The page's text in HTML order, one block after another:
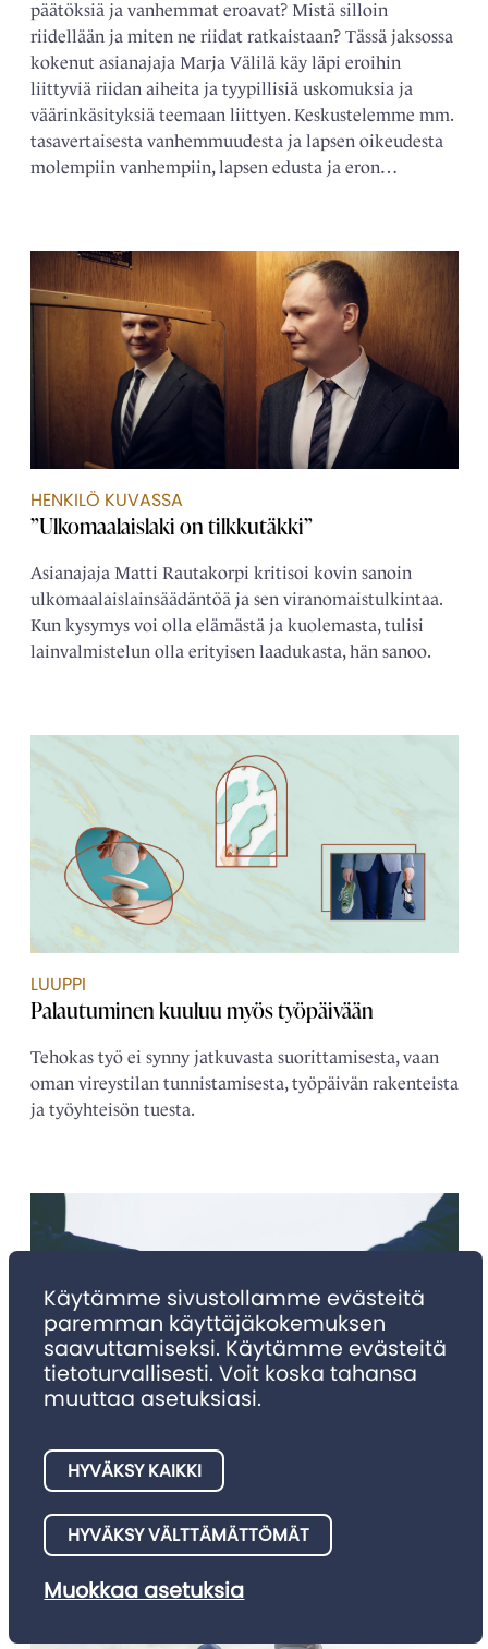
päätöksiä ja vanhemmat eroavat? Mistä silloin
riidellään ja miten ne riidat ratkaistaan? Tässä jaksossa
kokenut asianajaja Marja Välilä käy läpi eroihin
liittyviä riidan aiheita ja tyypillisiä uskomuksia ja
väärinkäsityksiä teemaan liittyen. Keskustelemme mm.
tasavertaisesta vanhemmuudesta ja lapsen oikeudesta
molempiin vanhempiin, lapsen edusta ja eron…
HENKILÖ KUVASSA
”Ulkomaalaislaki on tilkkutäkki”
Asianajaja Matti Rautakorpi kritisoi kovin sanoin
ulkomaalais­­lainsäädäntöä ja sen viranomais­tulkintaa.
Kun kysymys voi olla elämästä ja kuolemasta, tulisi
lain­­valmistelun olla erityisen laadukasta, hän sanoo.
LUUPPI
Palautuminen kuuluu myös työpäivään
Tehokas työ ei synny jatkuvasta suorittamisesta, vaan
oman vireystilan tunnistamisesta, työpäivän rakenteista
ja työyhteisön tuesta.
Nimitykset 4/2025
Julkaisemme tällä palstalla asianajotoimistojen meille
ilmoittamia nimitysuutisia.
Käytämme sivustollamme evästeitä
paremman käyttäjäkokemuksen
saavuttamiseksi. Käytämme evästeitä
tietoturvallisesti. Voit koska tahansa
muuttaa asetuksiasi.
HYVÄKSY VÄLTTÄMÄTTÖMÄT
HYVÄKSY KAIKKI
Muokkaa asetuksia